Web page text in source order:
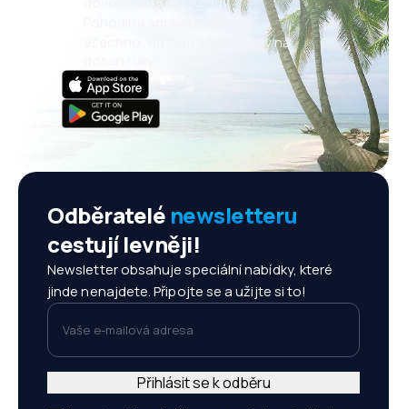
Všechno, na čem záleží, vždy na
Odběratelé newsletteru
cestují levněji!
Newsletter obsahuje speciální nabídky, které
jinde nenajdete. Připojte se a užijte si to!
Vaše e-mailová adresa
Přihlásit se k odběru